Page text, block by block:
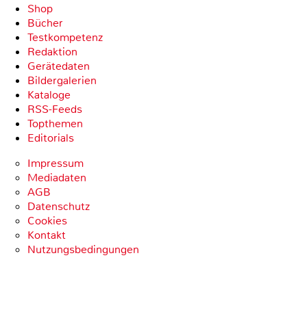
Shop
Bücher
Testkompetenz
Redaktion
Gerätedaten
Bildergalerien
Kataloge
RSS-Feeds
Topthemen
Editorials
Impressum
Mediadaten
AGB
Datenschutz
Cookies
Kontakt
Nutzungsbedingungen